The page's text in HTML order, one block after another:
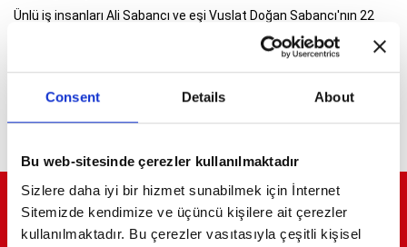
Consent Details About
Bu web-sitesinde çerezler kullanılmaktadır
Sizlere daha iyi bir hizmet sunabilmek için İnternet
Sitemizde kendimize ve üçüncü kişilere ait çerezler
kullanılmaktadır. Bu çerezler vasıtasıyla çeşitli kişisel
Ünlü iş insanları Ali Sabancı ve eşi Vuslat Doğan Sabancı'nın 22
yaşındaki büyük oğlu Emrecan yine başını belaya soktu.
ELİT YAŞAMLARIN ELİT DERGİSİ
Şamdan Plus dergisi; iş, cemiyet ve moda dünyasının ünlü isimlerinin diğer